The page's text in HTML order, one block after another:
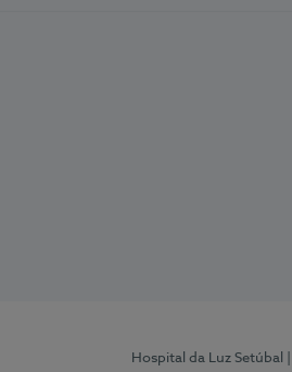
Hospital da Luz Setúbal